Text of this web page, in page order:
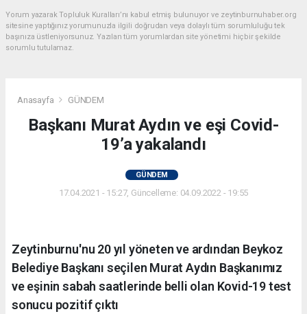
Yorum yazarak Topluluk Kuralları’nı kabul etmiş bulunuyor ve zeytinburnuhaber.org
sitesine yaptığınız yorumunuzla ilgili doğrudan veya dolaylı tüm sorumluluğu tek
başınıza üstleniyorsunuz. Yazılan tüm yorumlardan site yönetimi hiçbir şekilde
sorumlu tutulamaz.
Anasayfa GÜNDEM
Başkanı Murat Aydın ve eşi Covid-
19’a yakalandı
GÜNDEM
17.04.2021 - 15:27, Güncelleme: 04.09.2022 - 19:55
Zeytinburnu'nu 20 yıl yöneten ve ardından Beykoz
Belediye Başkanı seçilen Murat Aydın Başkanımız
ve eşinin sabah saatlerinde belli olan Kovid-19 test
sonucu pozitif çıktı